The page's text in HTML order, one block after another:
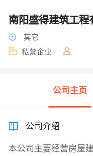
南阳盛得建筑工程
其它
私营企业
公司主页
公司介绍
本公司主要经营房屋